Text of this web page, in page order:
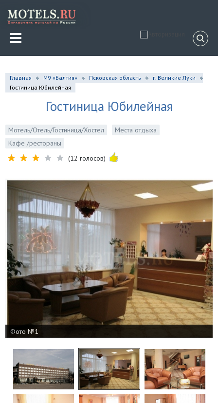
Главная М9 «Балтия» Псковская область
г. Великие Луки
Гостиница Юбилейная
Гостиница Юбилейная
Мотель/Отель/Гостиница/Хостел
Места отдыха
Кафе /рестораны
(12 голосов)
Фото №1